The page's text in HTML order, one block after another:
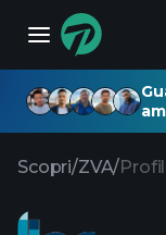
Scopri/ZVA/